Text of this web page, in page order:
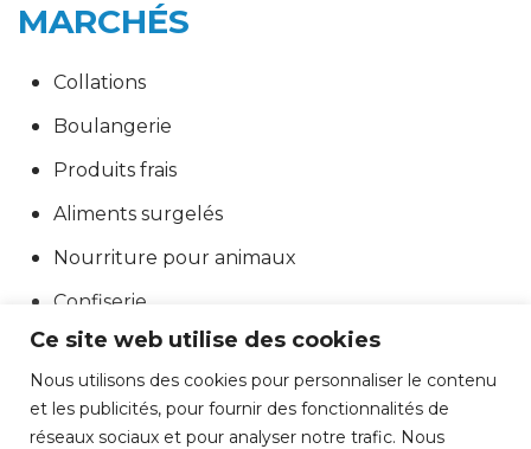
Ce site web utilise des cookies
Nous utilisons des cookies pour personnaliser le contenu
et les publicités, pour fournir des fonctionnalités de
réseaux sociaux et pour analyser notre trafic. Nous
MARCHÉS
Collations
Boulangerie
Produits frais
Aliments surgelés
Nourriture pour animaux
Confiserie
Emballage secondaire
Pelouse & jardin
Autres